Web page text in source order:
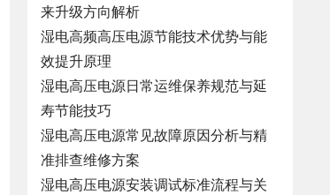
来升级方向解析
湿电高频高压电源节能技术优势与能
效提升原理
湿电高压电源日常运维保养规范与延
寿节能技巧
湿电高压电源常见故障原因分析与精
准排查维修方案
湿电高压电源安装调试标准流程与关